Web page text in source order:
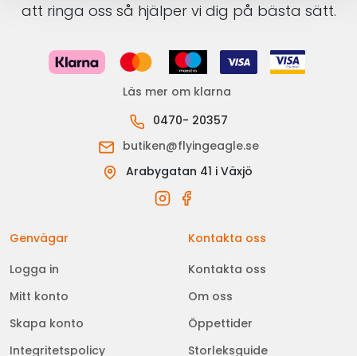
att ringa oss så hjälper vi dig på bästa sätt.
Läs mer om klarna
0470- 20357
butiken@flyingeagle.se
Arabygatan 41 i Växjö
Genvägar
Logga in
Mitt konto
Skapa konto
Integritetspolicy
Kontakta oss
Kontakta oss
Om oss
Öppettider
Storleksguide